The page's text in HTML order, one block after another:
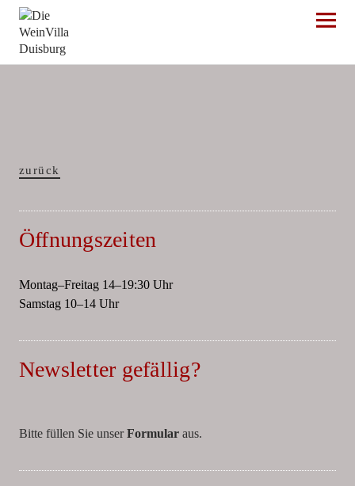
Die WeinVilla Duisburg
zurück
Öffnungszeiten
Montag–Freitag 14–19:30 Uhr
Samstag 10–14 Uhr
Newsletter gefällig?
Bitte füllen Sie unserFormularaus.